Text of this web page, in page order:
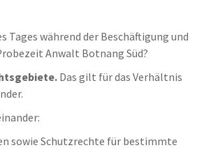
während der Beschäftigung und
Anwalt Botnang Süd?
Das gilt für das Verhältnis
sowie Schutzrechte für bestimmte